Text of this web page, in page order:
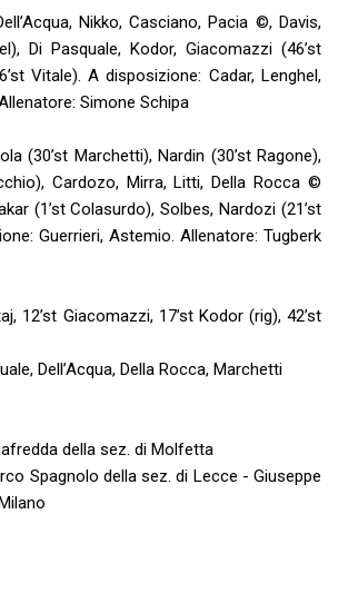
Nikko, Casciano, Pacia ©, Davis,
Di Pasquale, Kodor, Giacomazzi (46’st
Vitale). A disposizione: Cadar, Lenghel,
Simone Schipa
(30’st Marchetti), Nardin (30’st Ragone),
Cardozo, Mirra, Litti, Della Rocca ©
(1’st Colasurdo), Solbes, Nardozi (21’st
Guerrieri, Astemio. Allenatore: Tugberk
12’st Giacomazzi, 17’st Kodor (rig), 42’st
Dell’Acqua, Della Rocca, Marchetti
della sez. di Molfetta
Spagnolo della sez. di Lecce - Giuseppe